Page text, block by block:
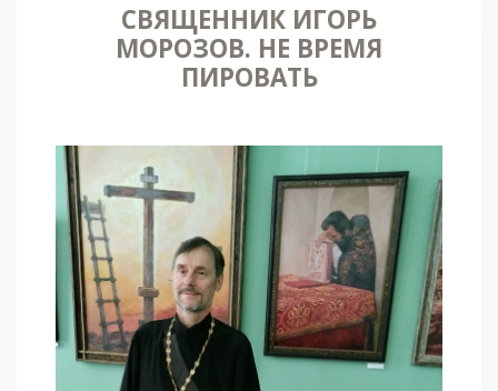
СВЯЩЕННИК ИГОРЬ
МОРОЗОВ. НЕ ВРЕМЯ
ПИРОВАТЬ